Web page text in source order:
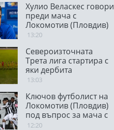
благодарение на
феновете
Хулио Веласкес говори
преди мача с
Локомотив (Пловдив)
13:20
Североизточната
Трета лига стартира с
яки дербита
13:03
Ключов футболист на
Локомотив (Пловдив)
под въпрос за мача с
Левски
12:20